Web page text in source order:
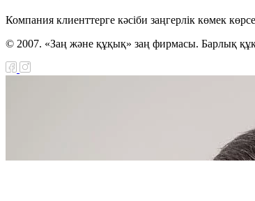
Компания клиенттерге кәсіби заңгерлік көмек
© 2007. «Заң және құқық» заң фирмасы. Барлық